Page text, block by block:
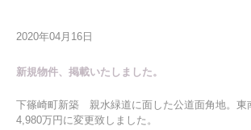
2020年04月16日
新規物件、掲載いたしました。
下篠崎町新築 親水緑道に面した公道面角地。
4,980万円に変更致しました。